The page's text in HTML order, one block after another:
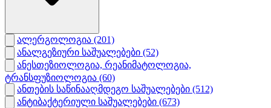
ალერგოლოგია (201)
ანალგეზიური საშუალებები (52)
ანესთეზიოლოგია, რეანიმატოლოგია,
ტრანსფუზიოლოგია (60)
ანთების საწინააღმდეგო საშუალებები (512)
ანტიბაქტერიული საშუალებები (673)